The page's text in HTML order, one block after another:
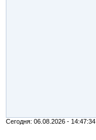
Сегодня: 06.08.2026 - 14:47:34